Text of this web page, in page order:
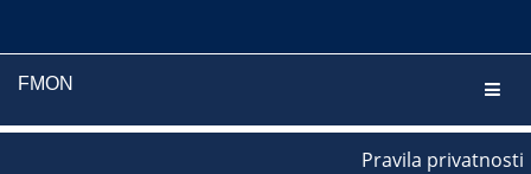
FMON
Pravila privatnosti